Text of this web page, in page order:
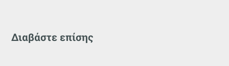
Διαβάστε επίσης